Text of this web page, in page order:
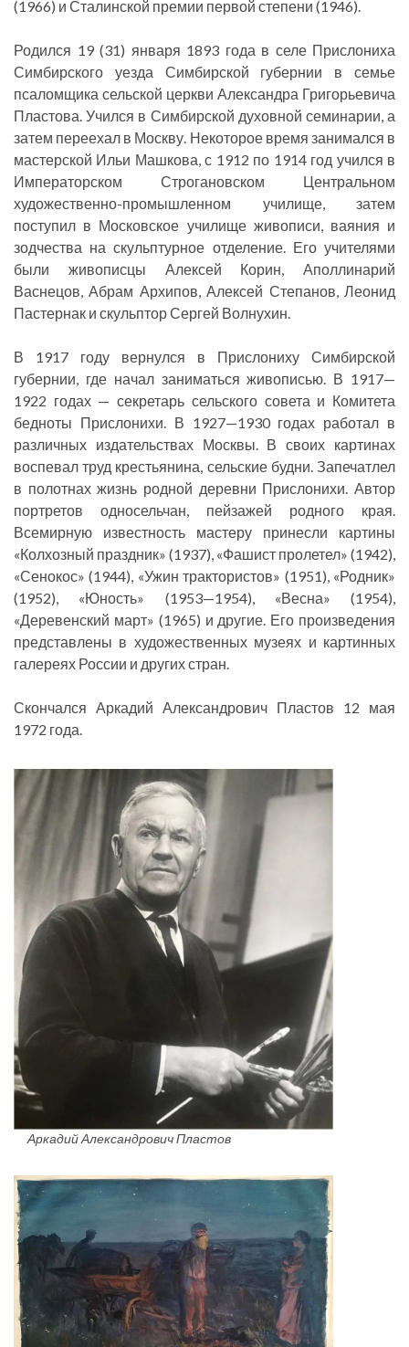
(1966) и Сталинской премии первой степени (1946).
Родился 19 (31) января 1893 года в селе Прислониха
Симбирского уезда Симбирской губернии в семье
псаломщика сельской церкви Александра Григорьевича
Пластова. Учился в Симбирской духовной семинарии, а
затем переехал в Москву. Некоторое время занимался в
мастерской Ильи Машкова, с 1912 по 1914 год учился в
Императорском Строгановском Центральном
художественно-промышленном училище, затем
поступил в Московское училище живописи, ваяния и
зодчества на скульптурное отделение. Его учителями
были живописцы Алексей Корин, Аполлинарий
Васнецов, Абрам Архипов, Алексей Степанов, Леонид
Пастернак и скульптор Сергей Волнухин.
В 1917 году вернулся в Прислониху Симбирской
губернии, где начал заниматься живописью. В 1917—
1922 годах — секретарь сельского совета и Комитета
бедноты Прислонихи. В 1927—1930 годах работал в
различных издательствах Москвы. В своих картинах
воспевал труд крестьянина, сельские будни. Запечатлел
в полотнах жизнь родной деревни Прислонихи. Автор
портретов односельчан, пейзажей родного края.
Всемирную известность мастеру принесли картины
«Колхозный праздник» (1937), «Фашист пролетел» (1942),
«Сенокос» (1944), «Ужин трактористов» (1951), «Родник»
(1952), «Юность» (1953—1954), «Весна» (1954),
«Деревенский март» (1965) и другие. Его произведения
представлены в художественных музеях и картинных
галереях России и других стран.
Скончался Аркадий Александрович Пластов 12 мая
1972 года.
Аркадий Александрович Пластов